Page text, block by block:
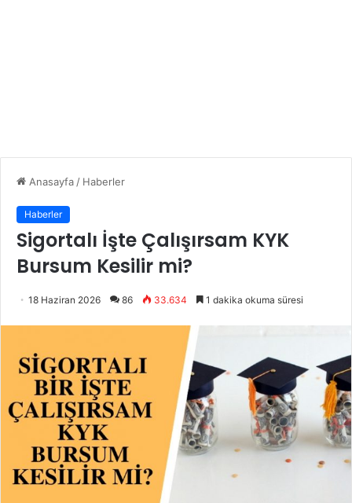
Anasayfa / Haberler
Haberler
Sigortalı İşte Çalışırsam KYK
Bursum Kesilir mi?
18 Haziran 2026 86 33.634 1 dakika okuma süresi